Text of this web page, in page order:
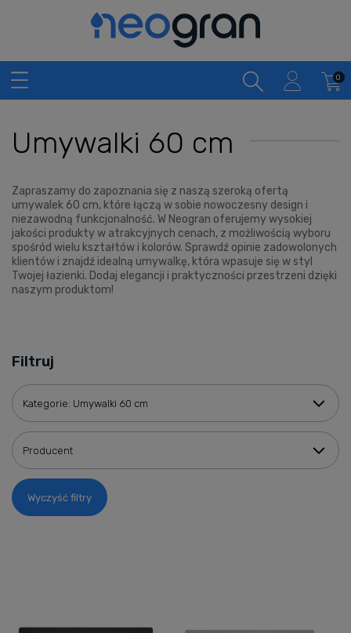
Umywalki 60 cm
Zapraszamy do zapoznania się z naszą szeroką ofertą
umywalek 60 cm, które łączą w sobie nowoczesny design i
niezawodną funkcjonalność. W Neogran oferujemy wysokiej
jakości produkty w atrakcyjnych cenach, z możliwością wyboru
spośród wielu kształtów i kolorów. Sprawdź opinie zadowolonych
klientów i znajdź idealną umywalkę, która wpasuje się w styl
Twojej łazienki. Dodaj elegancji i praktyczności przestrzeni dzięki
naszym produktom!
Filtruj
Kategorie: Umywalki 60 cm
Producent
Wyczyść filtry